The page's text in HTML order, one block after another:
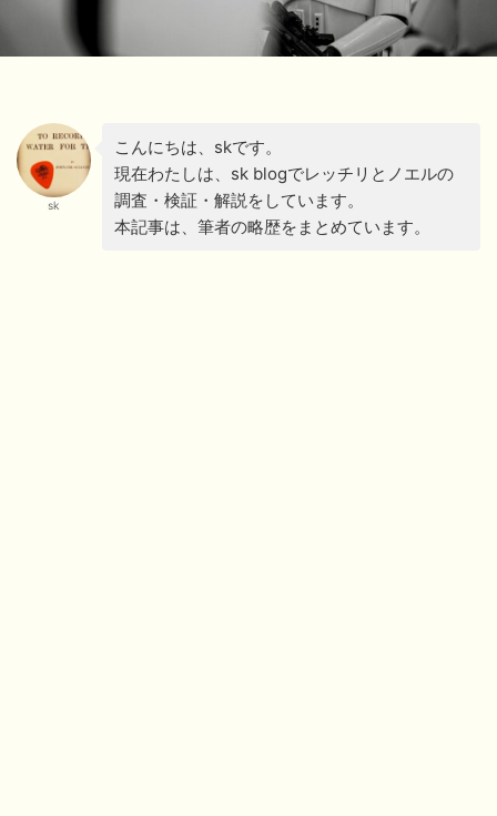
sk
こんにちは、skです。
現在わたしは、sk blogでレッチリとノエルの
調査・検証・解説をしています。
本記事は、筆者の略歴をまとめています。